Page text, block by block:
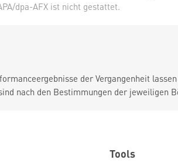
dpa-AFX ist nicht gestattet.
der Vergangenheit
nach den Bestimmungen der jeweiligen
Tools